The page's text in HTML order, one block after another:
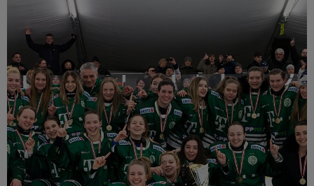
FM YouTube +
Hírek
Labdarúgás
Szakosztályok